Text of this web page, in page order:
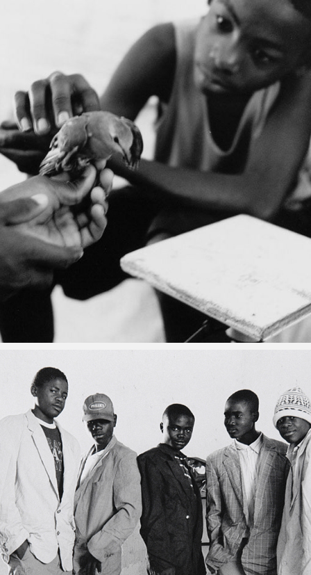
PHOTO STORY  アンゴラ「子どものまち」の生活
2003
ルポ / アンゴラの「子どものまち」
2004